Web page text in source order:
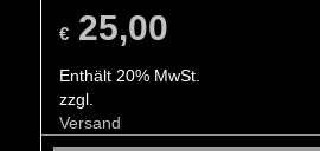
€25,00
Enthält 20% MwSt.
zzgl.
Versand